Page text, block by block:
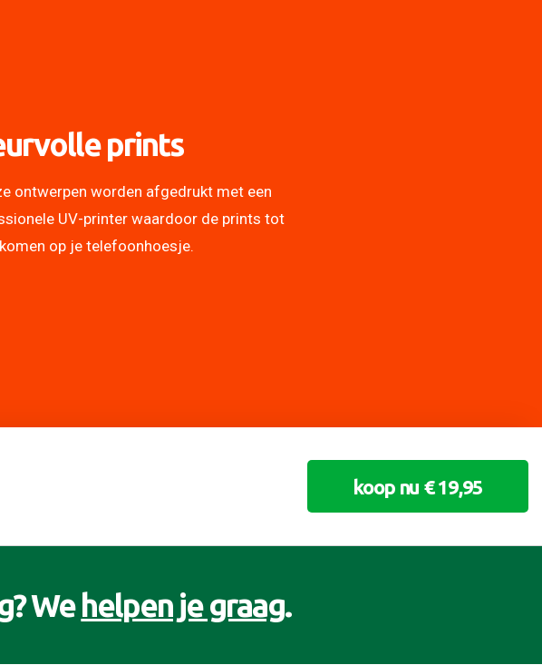
prints
ontwerpen worden afgedrukt met een
UV-printer waardoor de prints tot
op je telefoonhoesje.
koop nu € 19,95
We helpen je graag.